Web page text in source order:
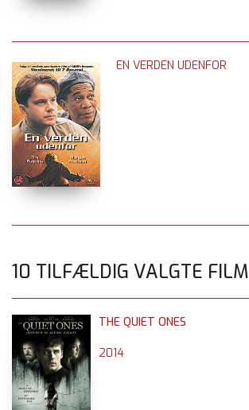
EN VERDEN UDENFOR
10 TILFÆLDIG VALGTE FILM
THE QUIET ONES
2014